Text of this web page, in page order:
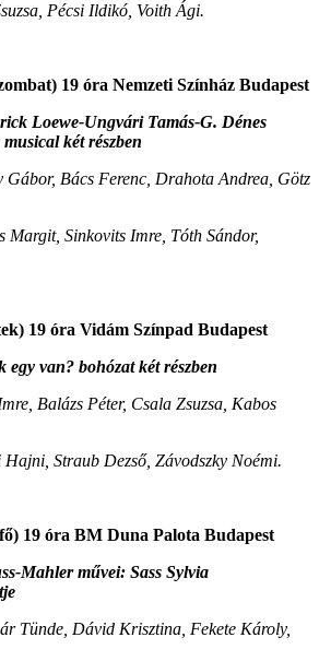
Ildikó, Voith Ági.
19 óra Nemzeti Színház Budapest
Loewe-Ungvári Tamás-G. Dénes
musical két részben
Gábor, Bács Ferenc, Drahota Andrea, Götz
Imre, Tóth Sándor,
19 óra Vidám Színpad Budapest
van? bohózat két részben
Balázs Péter, Csala Zsuzsa, Kabos
Dezső, Závodszky Noémi.
19 óra BM Duna Palota Budapest
Mahler művei: Sass Sylvia
Tünde, Dávid Krisztina, Fekete Károly,